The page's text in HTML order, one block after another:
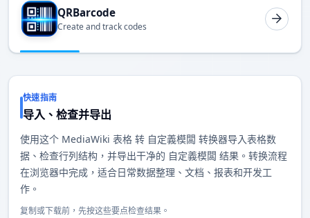
QRBarcode
Create and track codes
快速指南
导入、检查并导出
使用这个 MediaWiki 表格 转 自定義模闆 转换器导入表格数
据、检查行列结构，并导出干净的 自定義模闆 结果。转换流程
在浏览器中完成，适合日常数据整理、文档、报表和开发工
作。
复制或下载前，先按这些要点检查结果。